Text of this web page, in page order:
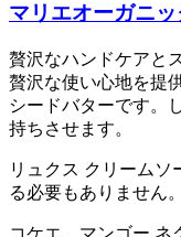
マリエオーガニ
贅沢なハンドケアと
贅沢な使い心地を提
シードバターです。
持ちさせます。
リュクス クリーム
る必要もありません
コケエ、マンゴー ネ